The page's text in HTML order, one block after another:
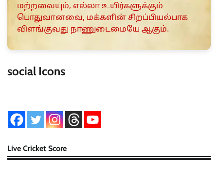
மற்றவையும், எல்லா உயிர்களுக்கும்
பொதுவானவை, மக்களின் சிறப்பியல்பாக
விளங்குவது நாணுடைமையே ஆகும்.
social Icons
Live Cricket Score